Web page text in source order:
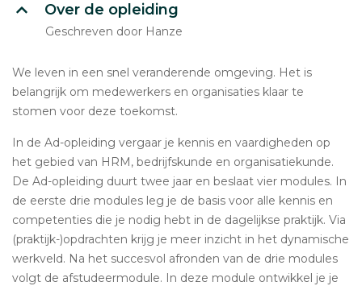
Over de opleiding
Geschreven door Hanze
We leven in een snel veranderende omgeving. Het is
belangrijk om medewerkers en organisaties klaar te
stomen voor deze toekomst.
In de Ad-opleiding vergaar je kennis en vaardigheden op
het gebied van HRM, bedrijfskunde en organisatiekunde.
De Ad-opleiding duurt twee jaar en beslaat vier modules. In
de eerste drie modules leg je de basis voor alle kennis en
competenties die je nodig hebt in de dagelijkse praktijk. Via
(praktijk-)opdrachten krijg je meer inzicht in het dynamische
werkveld. Na het succesvol afronden van de drie modules
volgt de afstudeermodule. In deze module ontwikkel je je